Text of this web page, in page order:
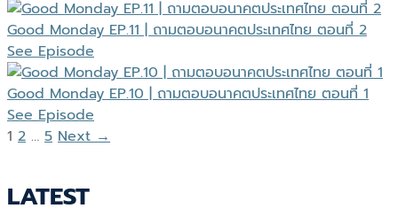
Good Monday EP.11 | ถามตอบอนาคตประเทศไทย ตอนที่ 2
See Episode
Good Monday EP.10 | ถามตอบอนาคตประเทศไทย ตอนที่ 1
See Episode
1 2 … 5 Next →
LATEST